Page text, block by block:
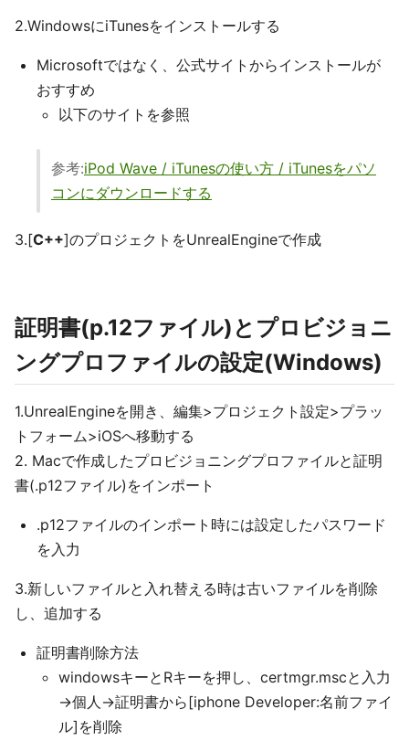
2.WindowsにiTunesをインストールする
Microsoftではなく、公式サイトからインストールが
おすすめ
以下のサイトを参照
参考:iPod Wave / iTunesの使い方 / iTunesをパソ
コンにダウンロードする
3.[C++]のプロジェクトをUnrealEngineで作成
証明書(p.12ファイル)とプロビジョニ
ングプロファイルの設定(Windows)
1.UnrealEngineを開き、編集>プロジェクト設定>プラッ
トフォーム>iOSへ移動する
2. Macで作成したプロビジョニングプロファイルと証明
書(.p12ファイル)をインポート
.p12ファイルのインポート時には設定したパスワード
を入力
3.新しいファイルと入れ替える時は古いファイルを削除
し、追加する
証明書削除方法
windowsキーとRキーを押し、certmgr.mscと入力
→個人→証明書から[iphone Developer:名前ファイ
ル]を削除